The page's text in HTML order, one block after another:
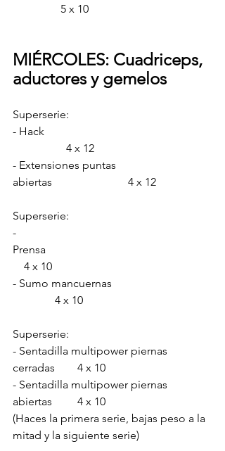
5 x 10
MIÉRCOLES: Cuadriceps,
aductores y gemelos
Superserie:
- Hack
4 x 12
- Extensiones puntas
abiertas                           4 x 12
Superserie:
-
Prensa
    4 x 10
- Sumo mancuernas
4 x 10
Superserie:
- Sentadilla multipower piernas
cerradas        4 x 10
- Sentadilla multipower piernas
abiertas         4 x 10
(Haces la primera serie, bajas peso a la
mitad y la siguiente serie)